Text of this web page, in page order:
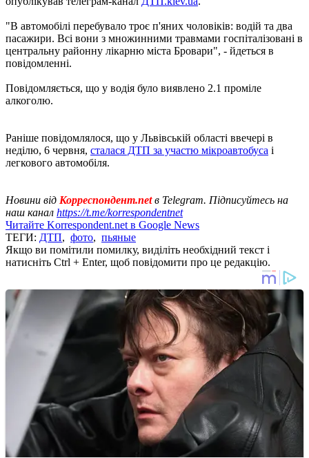
"В автомобілі перебувало троє п'яних чоловіків: водій та два
пасажири. Всі вони з множинними травмами госпіталізовані в
центральну районну лікарню міста Бровари", - йдеться в
повідомленні.
Повідомляється, що у водія було виявлено 2.1 проміле
алкоголю.
Раніше повідомлялося, що у Львівській області ввечері в
неділю, 6 червня, сталася ДТП за участю мікроавтобуса і
легкового автомобіля.
Новини від Корреспондент.netв Telegram. Підписуйтесь на
наш канал https://t.me/korrespondentnet
Читайте Korrespondent.net в Google News
ТЕГИ: ДТП, фото, пьяные
Якщо ви помітили помилку, виділіть необхідний текст і
натисніть Ctrl + Enter, щоб повідомити про це редакцію.